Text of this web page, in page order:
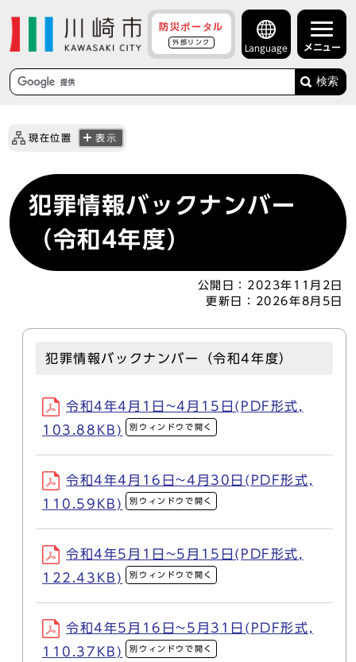
防災ポータル
外部リンク
Language メニュー
検索
現在位置 表示
犯罪情報バックナンバー
（令和4年度）
公開日： 2023年11月2日
更新日：
2026年8月5日
犯罪情報バックナンバー（令和4年度）
令和4年4月1日~4月15日(PDF形式,
103.88KB)
別ウィンドウで開く
令和4年4月16日~4月30日(PDF形式,
110.59KB)
別ウィンドウで開く
令和4年5月1日~5月15日(PDF形式,
122.43KB)
別ウィンドウで開く
令和4年5月16日~5月31日(PDF形式,
110.37KB)
別ウィンドウで開く